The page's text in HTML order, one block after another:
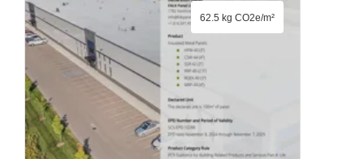
62.5 kg CO2e/m²